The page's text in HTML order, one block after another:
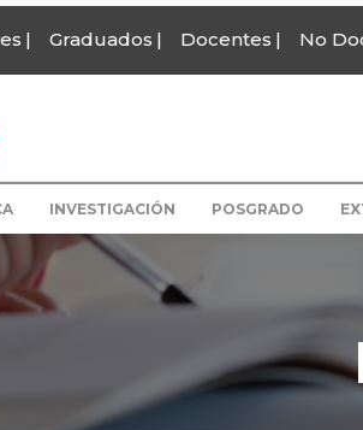
Graduados Docentes No
INVESTIGACIÓN POSGRADO